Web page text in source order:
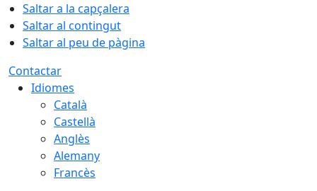
Saltar a la capçalera
Saltar al contingut
Saltar al peu de pàgina
Contactar
Idiomes
Català
Castellà
Anglès
Alemany
Francès